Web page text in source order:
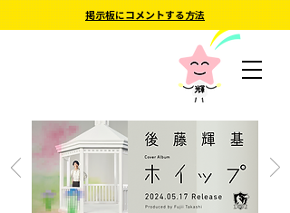
掲示板にコメントする方法